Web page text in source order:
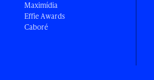
Maximídia
Effie Awards
Caboré